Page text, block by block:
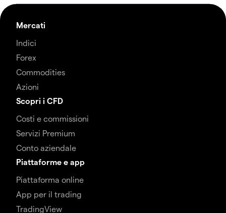
Mercati
Indici
Forex
Commodities
Azioni
Scopri i CFD
Costi e commissioni
Servizi Premium
Conto aziendale
Piattaforme e app
Piattaforma online
App per il trading
TradingView